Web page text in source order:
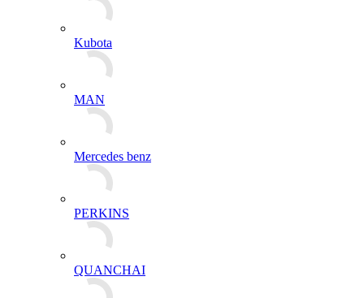
Kubota
MAN
Mercedes benz
PERKINS
QUANCHAI